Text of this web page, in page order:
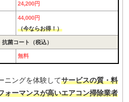
24,200円
44,000円
（今ならお得！）
抗菌コート（税込）
無料
ニングを体験してサービスの質・料
ォーマンスが高いエアコン掃除業者